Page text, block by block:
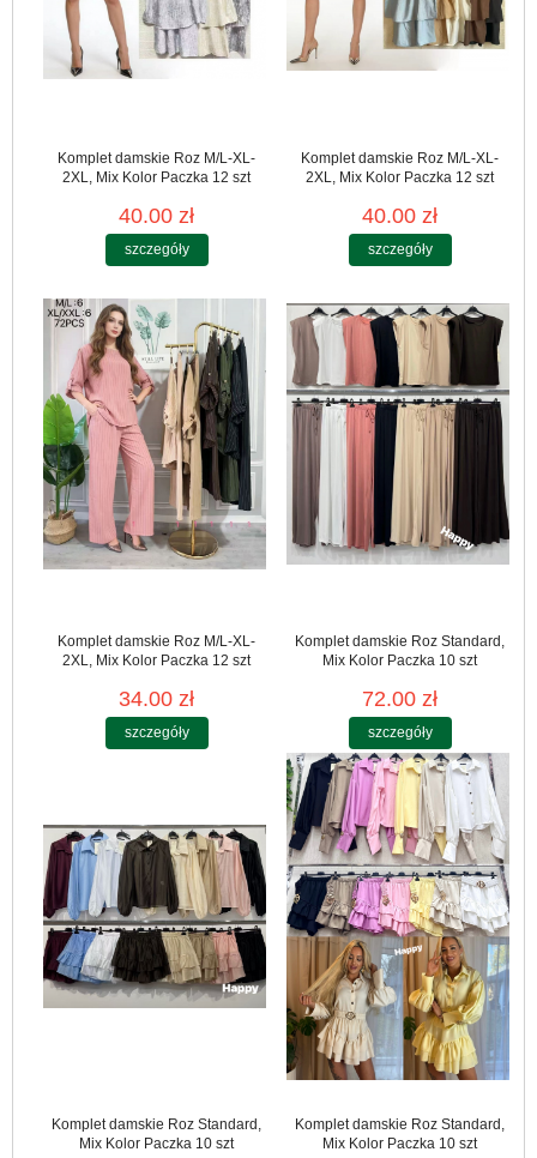
Komplet damskie Roz M/L-XL-
2XL, Mix Kolor Paczka 12 szt
40.00 zł
szczegóły
Komplet damskie Roz M/L-XL-
2XL, Mix Kolor Paczka 12 szt
40.00 zł
szczegóły
Komplet damskie Roz M/L-XL-
2XL, Mix Kolor Paczka 12 szt
34.00 zł
szczegóły
Komplet damskie Roz Standard,
Mix Kolor Paczka 10 szt
72.00 zł
szczegóły
Komplet damskie Roz Standard,
Mix Kolor Paczka 10 szt
Komplet damskie Roz Standard,
Mix Kolor Paczka 10 szt